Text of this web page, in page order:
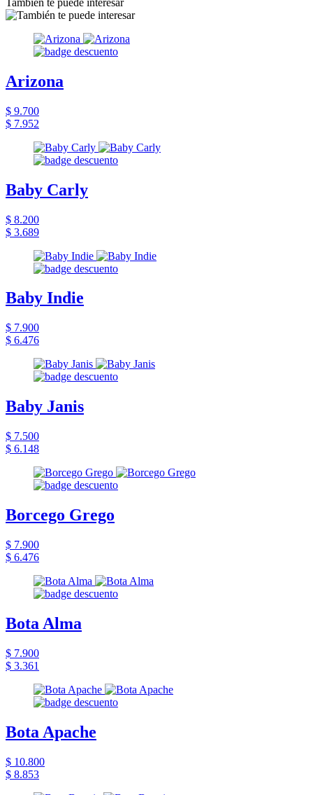
Arizona
$ 9.700
$ 7.952
Baby Carly
$ 8.200
$ 3.689
Baby Indie
$ 7.900
$ 6.476
Baby Janis
$ 7.500
$ 6.148
Borcego Grego
$ 7.900
$ 6.476
Bota Alma
$ 7.900
$ 3.361
Bota Apache
$ 10.800
$ 8.853